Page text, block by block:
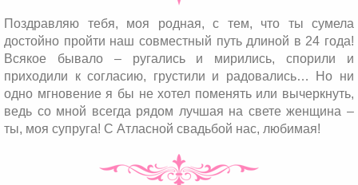
Поздравляю тебя, моя родная, с тем, что ты сумела
достойно пройти наш совместный путь длиной в 24 года!
Всякое бывало – ругались и мирились, спорили и
приходили к согласию, грустили и радовались… Но ни
одно мгновение я бы не хотел поменять или вычеркнуть,
ведь со мной всегда рядом лучшая на свете женщина –
ты, моя супруга! С Атласной свадьбой нас, любимая!